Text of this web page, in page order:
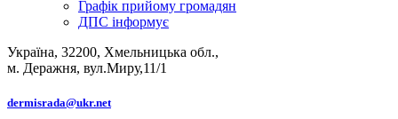
Графік прийому громадян
ДПС інформує
Україна, 32200, Хмельницька обл.,
м. Деражня, вул.Миру,11/1
dermisrada@ukr.net